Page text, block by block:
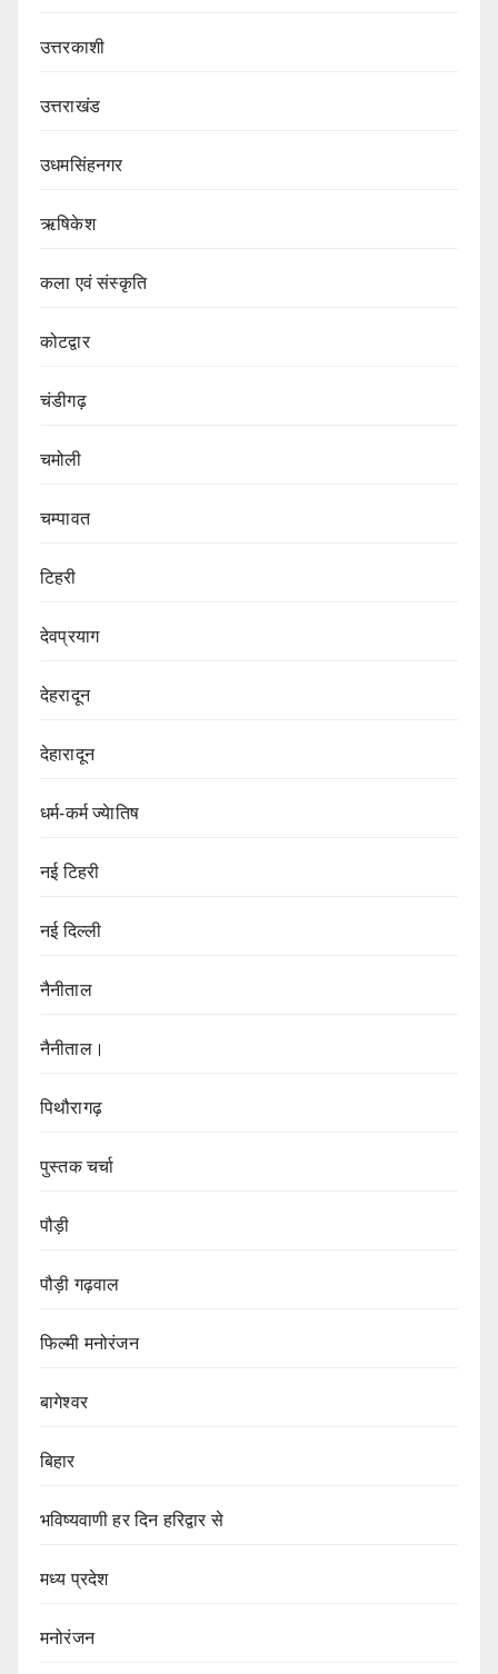
उत्तरकाशी
उत्तराखंड
उधमसिंहनगर
ऋषिकेश
कला एवं संस्कृति
कोटद्वार
चंडीगढ़
चमोली
चम्पावत
टिहरी
देवप्रयाग
देहरादून
देहारादून
धर्म-कर्म ज्येातिष
नई टिहरी
नई दिल्ली
नैनीताल
नैनीताल।
पिथौरागढ़
पुस्तक चर्चा
पौड़ी
पौड़ी गढ़वाल
फिल्मी मनोरंजन
बागेश्वर
बिहार
भविष्यवाणी हर दिन हरिद्वार से
मध्य प्रदेश
मनोरंजन